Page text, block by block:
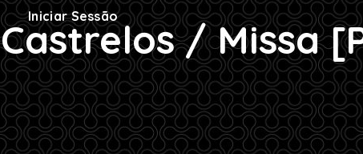
Iniciar Sessão
Castrelos / Missa